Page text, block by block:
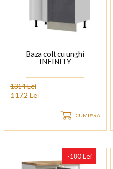
Baza colt cu unghi
INFINITY
1314 Lei
1172 Lei
CUMPARA
-180 Lei